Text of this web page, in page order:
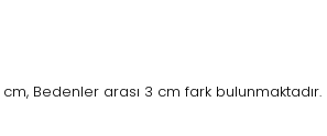
Bedenler arası 3 cm fark bulunmaktadır.